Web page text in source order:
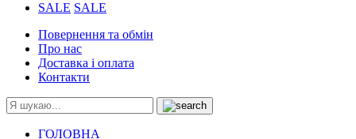
SALE SALE
Повернення та обмін
Про нас
Доставка і оплата
Контакти
ГОЛОВНА